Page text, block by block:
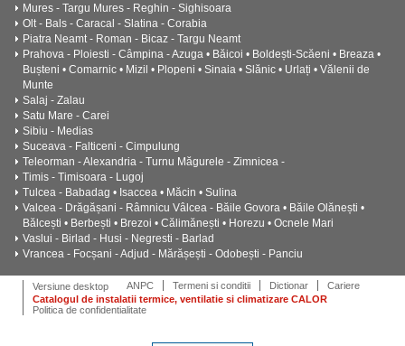
Mures - Targu Mures - Reghin - Sighisoara
Olt - Bals - Caracal - Slatina - Corabia
Piatra Neamt - Roman - Bicaz - Targu Neamt
Prahova - Ploiesti - Câmpina - Azuga • Băicoi • Boldești-Scăeni • Breaza •
Bușteni • Comarnic • Mizil • Plopeni • Sinaia • Slănic • Urlați • Vălenii de
Munte
Salaj - Zalau
Satu Mare - Carei
Sibiu - Medias
Suceava - Falticeni - Cimpulung
Teleorman - Alexandria - Turnu Măgurele - Zimnicea -
Timis - Timisoara - Lugoj
Tulcea - Babadag • Isaccea • Măcin • Sulina
Valcea - Drăgășani - Râmnicu Vâlcea - Băile Govora • Băile Olănești •
Bălcești • Berbești • Brezoi • Călimănești • Horezu • Ocnele Mari
Vaslui - Birlad - Husi - Negresti - Barlad
Vrancea - Focșani - Adjud - Mărășești - Odobești - Panciu
Versiune desktop ANPC Termeni si conditii Dictionar
Cariere
Catalogul de instalatii termice, ventilatie si climatizare CALOR
Politica de confidentialitate